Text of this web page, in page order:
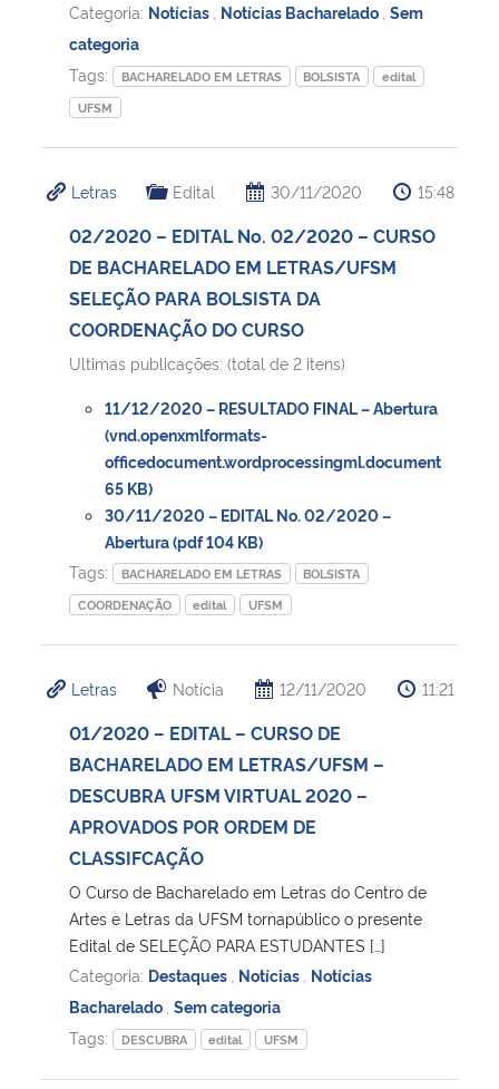
Categoria: Notícias Notícias Bacharelado Sem
categoria
Tags:
BACHARELADO EM LETRAS BOLSISTA
edital
UFSM
Letras Edital 30/11/2020 15:48
02/2020 – EDITAL No. 02/2020 – CURSO
DE BACHARELADO EM LETRAS/UFSM
SELEÇÃO PARA BOLSISTA DA
COORDENAÇÃO DO CURSO
Ultimas publicações: (total de 2 itens)
11/12/2020 – RESULTADO FINAL – Abertura
(vnd.openxmlformats-
officedocument.wordprocessingml.document
65 KB)
30/11/2020 – EDITAL No. 02/2020 –
Abertura (pdf 104 KB)
Tags:
BACHARELADO EM LETRAS
BOLSISTA
COORDENAÇÃO
edital UFSM
Letras Notícia 12/11/2020 11:21
01/2020 – EDITAL – CURSO DE
BACHARELADO EM LETRAS/UFSM –
DESCUBRA UFSM VIRTUAL 2020 –
APROVADOS POR ORDEM DE
CLASSIFCAÇÃO
O Curso de Bacharelado em Letras do Centro de
Artes e Letras da UFSM tornapúblico o presente
Edital de SELEÇÃO PARA ESTUDANTES […]
Categoria: Destaques Notícias Notícias
Bacharelado Sem categoria
Tags:
DESCUBRA edital UFSM